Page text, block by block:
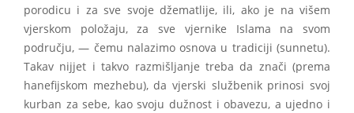
porodicu i za sve svoje džematlije, ili, ako je na višem
vjerskom položaju, za sve vjernike Islama na svom
području, — čemu nalazimo osnova u tradiciji (sunnetu).
Takav nijjet i takvo razmišljanje treba da znači (prema
hanefijskom mezhebu), da vjerski službenik prinosi svoj
kurban za sebe, kao svoju dužnost i obavezu, a ujedno i